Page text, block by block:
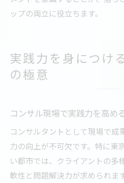
ップの両立に役立ちます。
実践力を身につけ
の極意
コンサル現場で実践力を高め
コンサルタントとして現場で成
力の向上が不可欠です。特に東
い都市では、クライアントの多
軟性と問題解決力が求められま